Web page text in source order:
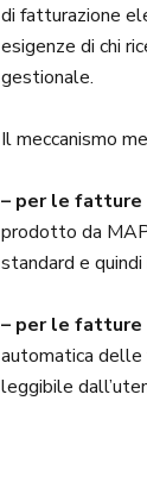
di fatturazione
esigenze di chi
gestionale.
Il meccanismo
– per le
prodotto da
standard e
– per le fatture
automatica delle
leggibile